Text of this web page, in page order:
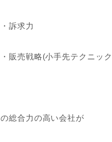
・訴求力
・販売戦略(小手先テクニッ
の総合力の高い会社が